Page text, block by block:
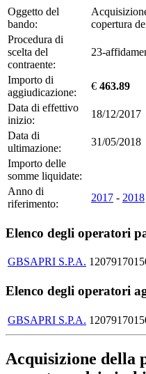
Oggetto del
bando:
copertura
Procedura di
scelta del
contraente:
23-
Importo di
aggiudicazione:
€ 463.89
Data di effettivo
inizio:
18/12/2017
Data di
ultimazione:
31/05/2018
Importo delle
somme liquidate:
Anno di
riferimento:
2017 - 2018
Elenco degli operatori
GBSAPRI S.P.A.
Elenco degli operatori
GBSAPRI S.P.A.
Acquisizione della